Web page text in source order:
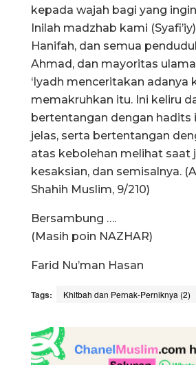
kepada wajah bagi yang
Inilah madzhab kami
Hanifah, dan semua
Ahmad, dan mayoritas
‘Iyadh menceritakan adanya
memakruhkan itu. Ini keliru
bertentangan dengan hadits
jelas, serta bertentangan
atas kebolehan melihat saat
kesaksian, dan semisalnya.
Shahih Muslim, 9/210)
Bersambung ….
(Masih poin NAZHAR)
Farid Nu’man Hasan
Tags: Khitbah dan Pernak-Perniknya (2)